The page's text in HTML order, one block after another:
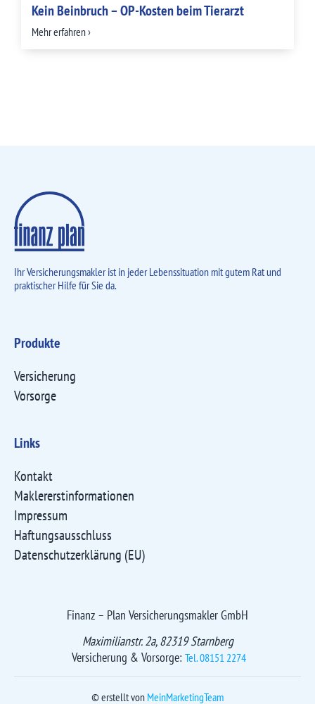
Kein Beinbruch – OP-Kosten beim Tierarzt
Mehr erfahren ›
Ihr Versicherungsmakler ist in jeder Lebens­situation mit gutem Rat und
praktischer Hilfe für Sie da.
Produkte
Versicherung
Vorsorge
Links
Kontakt
Maklererst­informationen
Impressum
Haftungsausschluss
Datenschutzerklärung (EU)
Finanz – Plan Versicherungsmakler GmbH
Maximilianstr. 2a, 82319 Starnberg
Versicherung & Vorsorge: Tel. 08151 2274
© erstellt von MeinMarketingTeam